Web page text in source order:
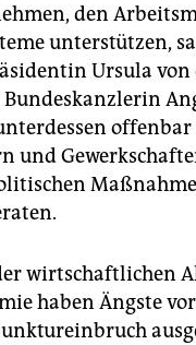
den
unterstützen,
Ursula von
und
wirtschaftlichen
haben Ängste